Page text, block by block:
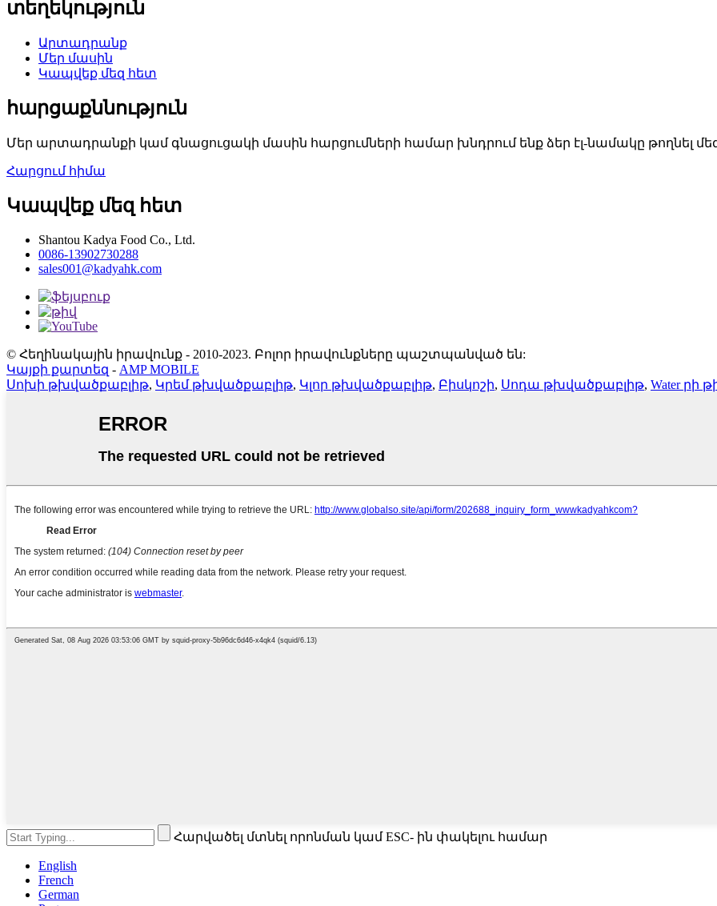
տեղեկություն
Արտադրանք
Մեր մասին
Կապվեք մեզ հետ
հարցաքննություն
Մեր արտադրանքի կամ գնացուցակի մասին հարցումների համար խնդրում ենք ձեր էլ-նամակը թողնել
Հարցում հիմա
Կապվեք մեզ հետ
Shantou Kadya Food Co., Ltd.
0086-13902730288
sales001@kadyahk.com
© Հեղինակային իրավունք - 2010-2023. Բոլոր իրավունքները պաշտպանված են:
Կայքի քարտեզ - AMP MOBILE
Սոխի թխվածքաբլիթ, Կրեմ թխվածքաբլիթ, Կլոր թխվածքաբլիթ, Բիսկոշի, Սոդա թխվածքաբլիթ, Water րի
Հարվածել մտնել որոնման կամ ESC- ին փակելու համար
English
French
German